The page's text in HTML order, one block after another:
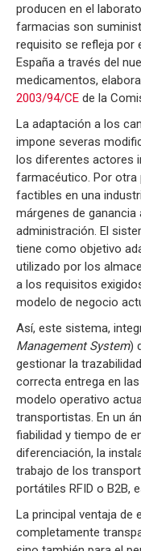
producen en el
farmacias son
requisito se refleja por
España a través del
medicamentos,
2003/94/CE de la
La adaptación a los
impone severas
los diferentes actores
farmacéutico. Por
factibles en una
márgenes de
administración. El
tiene como objetivo
utilizado por los
a los requisitos
modelo de negocio
Así, este sistema,
Management System)
gestionar la
correcta entrega en
modelo operativo
transportistas. En un
fiabilidad y tiempo de
diferenciación, la
trabajo de los
portátiles RFID o B2B,
La principal ventaja de
completamente